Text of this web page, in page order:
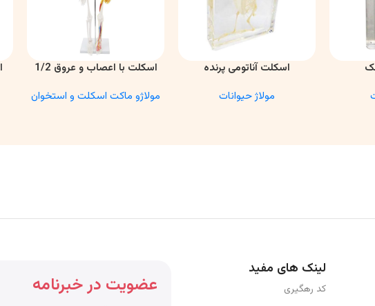
اطلاعات بیشتر
اسکلت آناتومی پرنده
مولاژ حیوانات
اطلاعات بیشتر
اسکلت با اعصاب و عروق 1/2
مولاژو ماکت اسکلت و استخوان
لینک های مفید
کد رهگیری
عضویت در خبرنامه